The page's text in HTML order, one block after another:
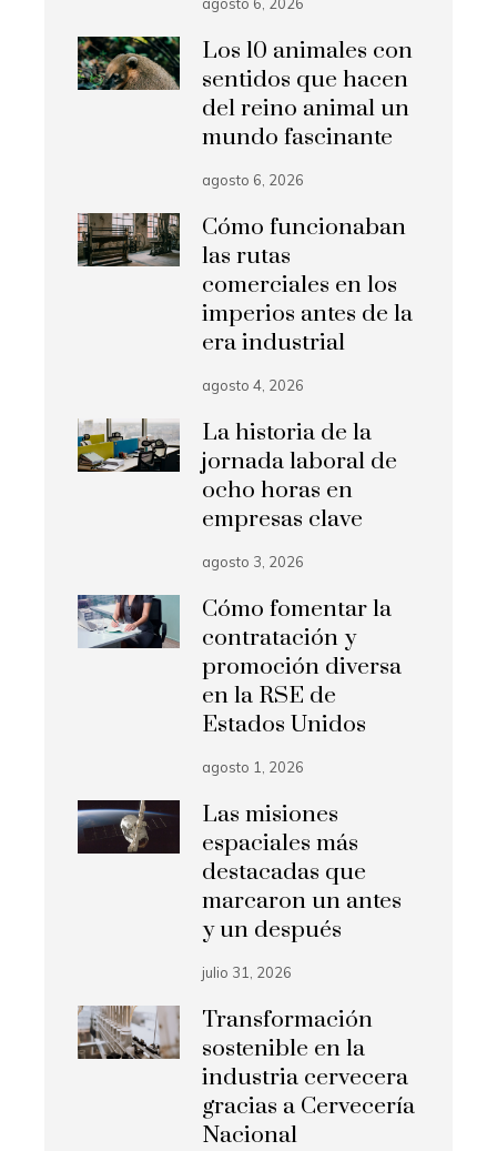
Los 10 animales con
sentidos que hacen
del reino animal un
mundo fascinante
agosto 6, 2026
Cómo funcionaban
las rutas
comerciales en los
imperios antes de la
era industrial
agosto 4, 2026
La historia de la
jornada laboral de
ocho horas en
empresas clave
agosto 3, 2026
Cómo fomentar la
contratación y
promoción diversa
en la RSE de
Estados Unidos
agosto 1, 2026
Las misiones
espaciales más
destacadas que
marcaron un antes
y un después
julio 31, 2026
Transformación
sostenible en la
industria cervecera
gracias a Cervecería
Nacional